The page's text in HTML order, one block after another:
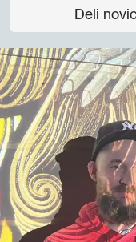
Deli